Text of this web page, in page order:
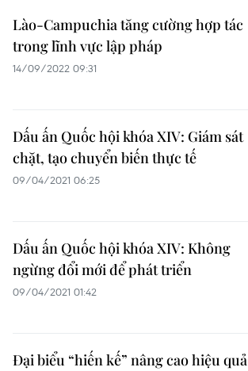
Lào-Campuchia tăng cường hợp tác
trong lĩnh vực lập pháp
14/09/2022 09:31
Dấu ấn Quốc hội khóa XIV: Giám sát
chặt, tạo chuyển biến thực tế
09/04/2021 06:25
Dấu ấn Quốc hội khóa XIV: Không
ngừng đổi mới để phát triển
09/04/2021 01:42
Đại biểu “hiến kế” nâng cao hiệu quả